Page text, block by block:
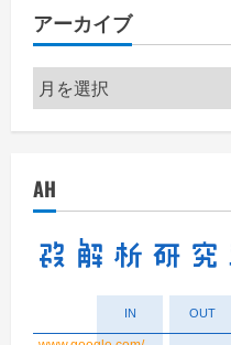
ー
アーカイブ
ア
ー
ブ
AH